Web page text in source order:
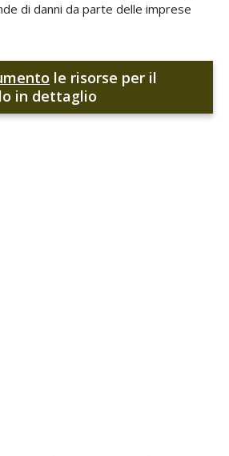
di danni da parte delle imprese
le risorse per il
in dettaglio